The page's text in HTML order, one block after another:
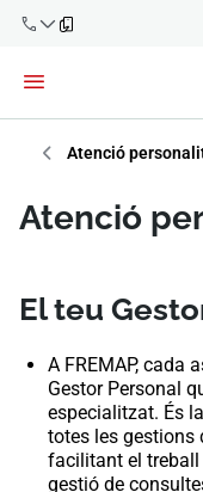
900 61 00
61
+34 91
919 61 61
900 61 00
61
Assessories
Treballadors
Autònoms
Proveïdors
Atenció
Atenció
El teu
A FREMAP, cada
Gestor Personal
especialitzat. És
totes les gestions
facilitant el treball
gestió de